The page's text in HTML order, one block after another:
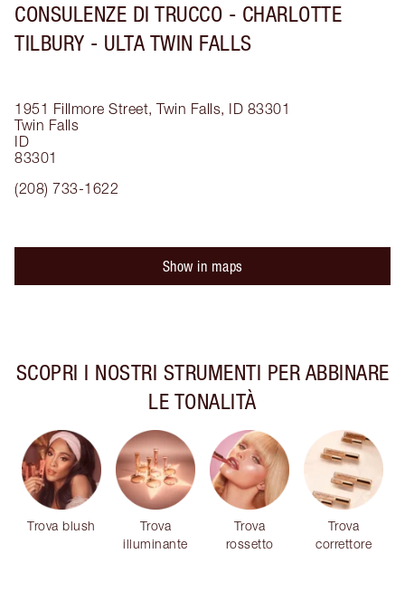
CONSULENZE DI TRUCCO - CHARLOTTE
TILBURY - ULTA TWIN FALLS
1951 Fillmore Street, Twin Falls, ID 83301
Twin Falls
ID
83301
(208) 733-1622
Show in maps
SCOPRI I NOSTRI STRUMENTI PER ABBINARE
LE TONALITÀ
Trova blush
Trova
illuminante
Trova
rossetto
Trova
correttore